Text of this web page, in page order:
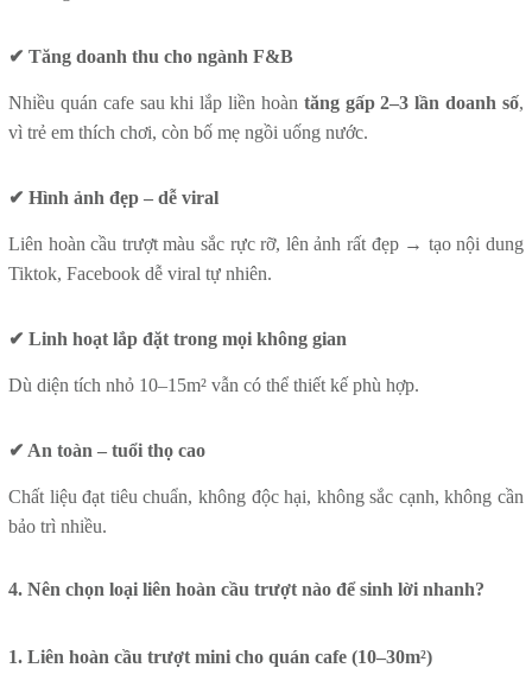
✔ Tăng doanh thu cho ngành F&B
Nhiều quán cafe sau khi lắp liền hoàn tăng gấp 2–3 lần doanh số,
vì trẻ em thích chơi, còn bố mẹ ngồi uống nước.
✔ Hình ảnh đẹp – dễ viral
Liên hoàn cầu trượt màu sắc rực rỡ, lên ảnh rất đẹp → tạo nội dung
Tiktok, Facebook dễ viral tự nhiên.
✔ Linh hoạt lắp đặt trong mọi không gian
Dù diện tích nhỏ 10–15m² vẫn có thể thiết kế phù hợp.
✔ An toàn – tuổi thọ cao
Chất liệu đạt tiêu chuẩn, không độc hại, không sắc cạnh, không cần
bảo trì nhiều.
4. Nên chọn loại liên hoàn cầu trượt nào để sinh lời nhanh?
1. Liên hoàn cầu trượt mini cho quán cafe (10–30m²)